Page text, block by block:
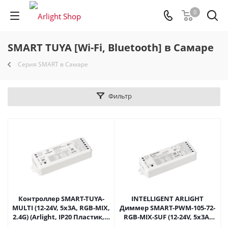
0
SMART TUYA [Wi-Fi, Bluetooth] в Самаре
Серия SMART в Самаре
Фильтр
Контроллер SMART-TUYA-
MULTI (12-24V, 5x3A, RGB-MIX,
2.4G) (Arlight, IP20 Пластик, 5
INTELLIGENT ARLIGHT
Диммер SMART-PWM-105-72-
RGB-MIX-SUF (12-24V, 5x3A,